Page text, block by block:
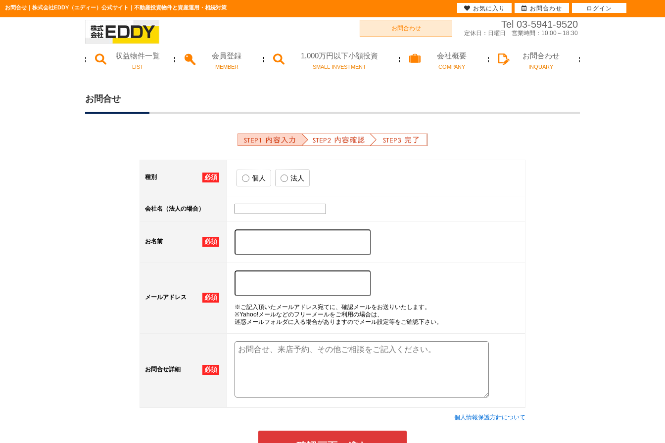
お問合せ｜株式会社EDDY（エディー）公式サイト｜不動産投資物件と資産運用・相続対策
お問合わせ Tel 03-5941-9520
定休日：日曜日 営業時間：10:00～18:30
収益物件一覧
LIST
会員登録
MEMBER
1,000万円以下小額投資
SMALL INVESTMENT
会社概要
COMPANY
お問合わせ
INQUARY
お問合せ
必須
種別 個人 法人
会社名（法人の場合）
お名前 必須
メールアドレス 必須
※ご記入頂いたメールアドレス宛てに、確認メールをお送りいたします。
※Yahoo!メールなどのフリーメールをご利用の場合は、
迷惑メールフォルダに入る場合がありますのでメール設定等をご確認下さい。
お問合せ詳細 必須
個人情報保護方針について
お気に入り お問合わせ ログイン